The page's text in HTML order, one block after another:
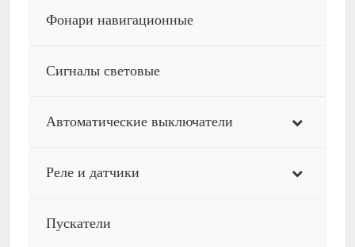
Фонари навигационные
Сигналы световые
Автоматические выключатели
Реле и датчики
Пускатели